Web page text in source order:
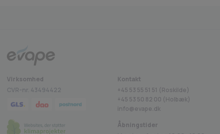
Virksomhed
CVR-nr. 43494422
Kontakt
+45 53 55 51 51 (Roskilde)
+45 53 50 82 00 (Holbæk)
info@evape.dk
Åbningstider